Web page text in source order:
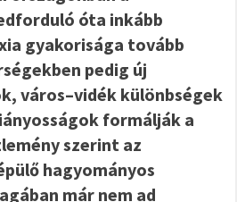
óta inkább
gyakorisága tovább
pedig új
város–vidék különbségek
formálják a
szerint az
hagyományos
már nem ad